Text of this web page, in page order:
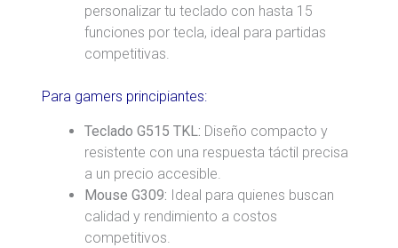
personalizar tu teclado con hasta 15
funciones por tecla, ideal para partidas
competitivas.
Para gamers principiantes:
Teclado G515 TKL: Diseño compacto y
resistente con una respuesta táctil precisa
a un precio accesible.
Mouse G309: Ideal para quienes buscan
calidad y rendimiento a costos
competitivos.